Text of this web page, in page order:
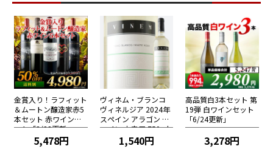
金賞入り！ラフィット
＆ムートン醸造家赤5
本セット 赤ワインセ
ット「3/23更新」
5,478円
ヴィネム・ブランコ
ヴィネルジア 2024年
スペイン アラゴン 白
ワイン 中辛口 750ml
1,540円
高品質白3本セット 第
19弾 白ワインセット
「6/24更新」
3,278円